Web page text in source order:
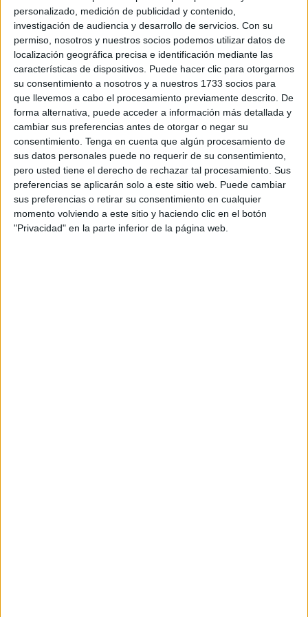
personalizado, medición de publicidad y contenido,
investigación de audiencia y desarrollo de servicios. Con su
permiso, nosotros y nuestros socios podemos utilizar datos de
localización geográfica precisa e identificación mediante las
características de dispositivos. Puede hacer clic para otorgarnos
su consentimiento a nosotros y a nuestros 1733 socios para
que llevemos a cabo el procesamiento previamente descrito. De
forma alternativa, puede acceder a información más detallada y
cambiar sus preferencias antes de otorgar o negar su
consentimiento. Tenga en cuenta que algún procesamiento de
sus datos personales puede no requerir de su consentimiento,
pero usted tiene el derecho de rechazar tal procesamiento. Sus
preferencias se aplicarán solo a este sitio web. Puede cambiar
sus preferencias o retirar su consentimiento en cualquier
momento volviendo a este sitio y haciendo clic en el botón
"Privacidad" en la parte inferior de la página web.
"Esta decisión ha tenido consecuencias en el acceso al
asilo, pues ya no es posible acceder a la ciudad
beneficiándose de la exención de visado para solicitar
protección internacional", destaca CEAR en su
documento.
La tragedia del salto a la valla de
Melilla
El fortalecimiento del control migratorio en las ciudades
autónomas de Ceuta y Melilla no impidió el aumento en
las cifras de llegadas al final de 2022 pero dejó este
trágico salto a la valla difícil de olvidar.